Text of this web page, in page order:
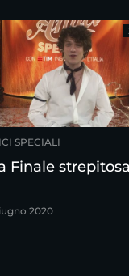
SPECIALI
Finale
2020